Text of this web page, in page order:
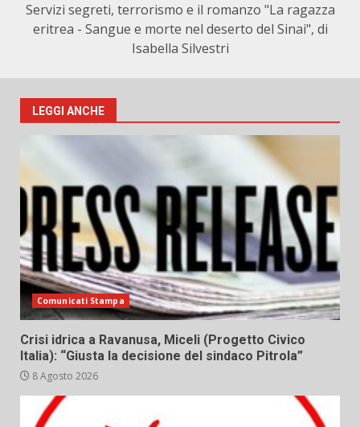
Servizi segreti, terrorismo e il romanzo "La ragazza
eritrea - Sangue e morte nel deserto del Sinai", di
Isabella Silvestri
LEGGI ANCHE
Comunicati Stampa
Crisi idrica a Ravanusa, Miceli (Progetto Civico
Italia): “Giusta la decisione del sindaco Pitrola”
8 Agosto 2026